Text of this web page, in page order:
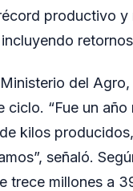
productivo
del
“Fue un
kilos
señaló.
trece millones a